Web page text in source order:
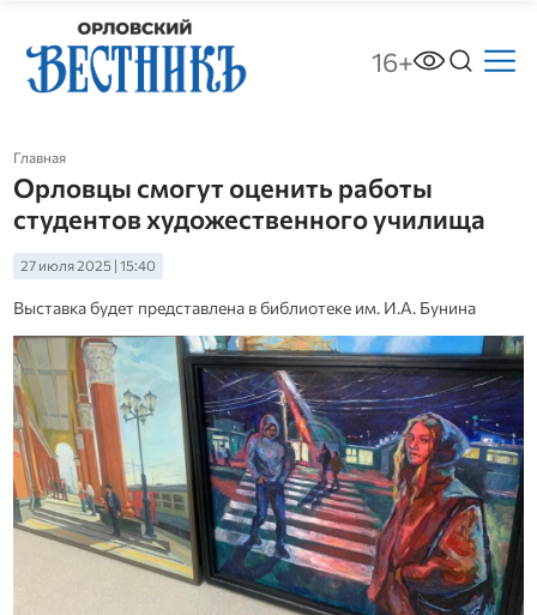
16+
Главная
Орловцы смогут оценить работы
студентов художественного училища
27 июля 2025 | 15:40
Выставка будет представлена в библиотеке им. И.А. Бунина